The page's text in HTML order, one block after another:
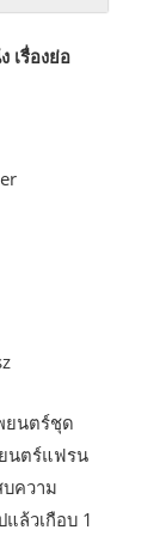
เรื่องย่อ
ยนตร์ชุด
นตร์แฟรน
ความ
ล้วเกือบ 1